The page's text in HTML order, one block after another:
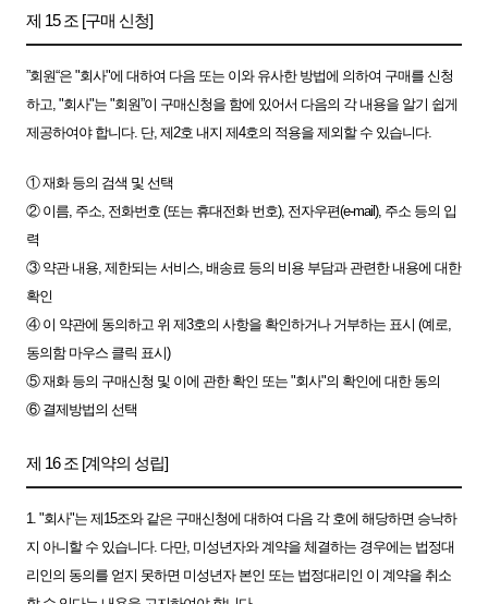
제 15 조 [구매 신청]
”회원“은 "회사"에 대하여 다음 또는 이와 유사한 방법에 의하여 구매를 신청
하고, "회사"는 "회원”이 구매신청을 함에 있어서 다음의 각 내용을 알기 쉽게
제공하여야 합니다. 단, 제2호 내지 제4호의 적용을 제외할 수 있습니다.
① 재화 등의 검색 및 선택
② 이름, 주소, 전화번호 (또는 휴대전화 번호), 전자우편(e-mail), 주소 등의 입
력
③ 약관 내용, 제한되는 서비스, 배송료 등의 비용 부담과 관련한 내용에 대한
확인
④ 이 약관에 동의하고 위 제3호의 사항을 확인하거나 거부하는 표시 (예로,
동의함 마우스 클릭 표시)
⑤ 재화 등의 구매신청 및 이에 관한 확인 또는 "회사"의 확인에 대한 동의
⑥ 결제방법의 선택
제 16 조 [계약의 성립]
1. "회사"는 제15조와 같은 구매신청에 대하여 다음 각 호에 해당하면 승낙하
지 아니할 수 있습니다. 다만, 미성년자와 계약을 체결하는 경우에는 법정대
리인의 동의를 얻지 못하면 미성년자 본인 또는 법정대리인 이 계약을 취소